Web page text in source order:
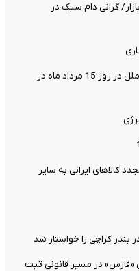
بازار/ گرانی دام سبک در
اسامی شعب کشیک موسسه اعتباری ملل در روز 15 مرداد ماه در
کالاهای ایرانی به سایر
بندر کراچی را خواستار شد
تومانی «فارس» در مسیر قانونی ثبت